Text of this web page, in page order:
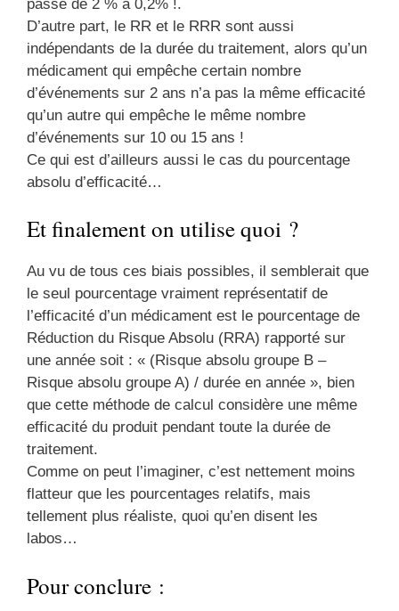
passe de 2 % à 0,2% !.
D’autre part, le RR et le RRR sont aussi
indépendants de la durée du traitement, alors qu’un
médicament qui empêche certain nombre
d’événements sur 2 ans n’a pas la même efficacité
qu’un autre qui empêche le même nombre
d’événements sur 10 ou 15 ans !
Ce qui est d’ailleurs aussi le cas du pourcentage
absolu d’efficacité…
Et finalement on utilise quoi ?
Au vu de tous ces biais possibles, il semblerait que
le seul pourcentage vraiment représentatif de
l’efficacité d’un médicament est le pourcentage de
Réduction du Risque Absolu (RRA) rapporté sur
une année soit : « (Risque absolu groupe B –
Risque absolu groupe A) / durée en année », bien
que cette méthode de calcul considère une même
efficacité du produit pendant toute la durée de
traitement.
Comme on peut l’imaginer, c’est nettement moins
flatteur que les pourcentages relatifs, mais
tellement plus réaliste, quoi qu’en disent les
labos…
Pour conclure :